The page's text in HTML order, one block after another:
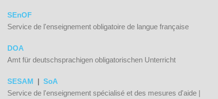
SEnOF
Service de l'enseignement obligatoire de langue française
DOA
Amt für deutschsprachigen obligatorischen Unterricht
SESAM | SoA
Service de l'enseignement spécialisé et des mesures d'aide |